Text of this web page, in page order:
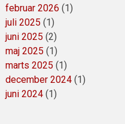
februar 2026 (1)
juli 2025 (1)
juni 2025 (2)
maj 2025 (1)
marts 2025 (1)
december 2024(1)
juni 2024(1)